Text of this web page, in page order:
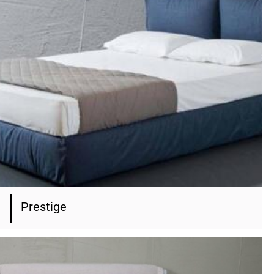
Prestige